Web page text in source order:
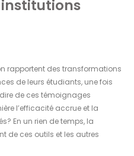
institutions
rapportent des transformations
de leurs étudiants, une fois
de ces témoignages
l’efficacité accrue et la
En un rien de temps, la
de ces outils et les autres